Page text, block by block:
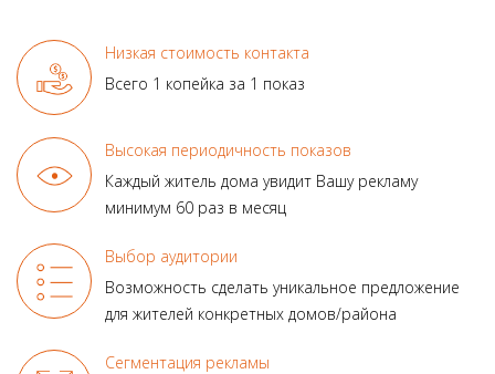
Низкая стоимость контакта
Всего 1 копейка за 1 показ
Высокая периодичность показов
Каждый житель дома увидит Вашу рекламу
минимум 60 раз в месяц
Выбор аудитории
Возможность сделать уникальное предложение
для жителей конкретных домов/района
Сегментация рекламы